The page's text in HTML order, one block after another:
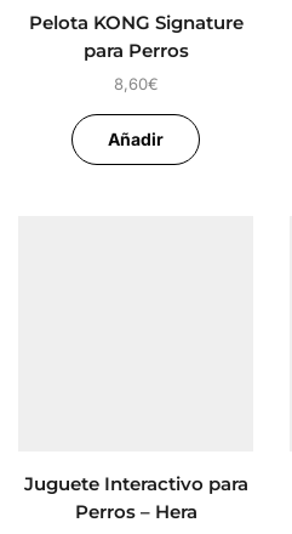
Pelota KONG Signature
para Perros
8,60€
Añadir
Juguete Interactivo para
Perros – Hera